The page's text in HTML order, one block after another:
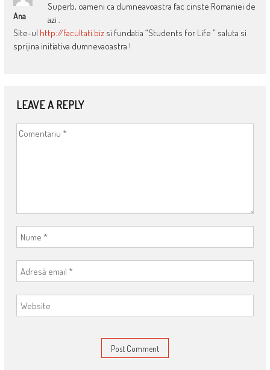
Ana
Superb, oameni ca dumneavoastra fac cinste Romaniei de
azi .
Site-ul http://facultati.bizsi fundatia “Students for Life ” saluta si
sprijina initiativa dumnevaoastra !
LEAVE A REPLY